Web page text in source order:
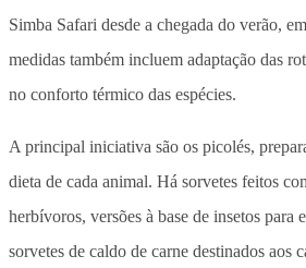
Simba Safari desde a chegada do verão,
medidas também incluem adaptação das
no conforto térmico das espécies.
A principal iniciativa são os picolés,
dieta de cada animal. Há sorvetes feitos
herbívoros, versões à base de insetos para
sorvetes de caldo de carne destinados aos